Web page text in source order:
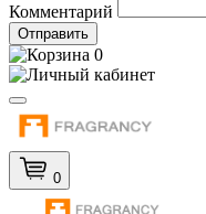
Комментарий
Отправить
0
0